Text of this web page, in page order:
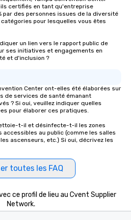
certifiés en tant qu'entreprise
par des personnes issues de la diversité
pour lesquelles vous êtes
un lien vers le rapport public de
ses initiatives et engagements en
et d'inclusion ?
Center ont-elles été élaborées sur
de services de santé émanant
? Si oui, veuillez indiquer quelles
pour élaborer ces pratiques.
t-il et désinfecte-t-il les zones
au public (comme les salles
ascenseurs, etc.) Si oui, décrivez les
toutes les FAQ
ce profil de lieu au Cvent Supplier
Network.